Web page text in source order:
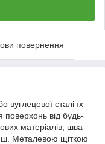
повернення
вуглецевої сталі їх
від будь-
матеріалів, шва
Металевою щіткою